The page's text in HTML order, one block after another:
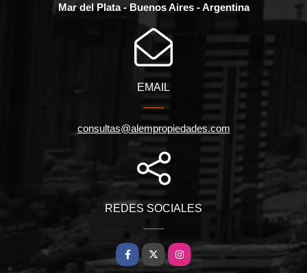
Mar del Plata - Buenos Aires - Argentina
EMAIL
consultas@alempropiedades.com
REDES SOCIALES
Facebook
X Instagram